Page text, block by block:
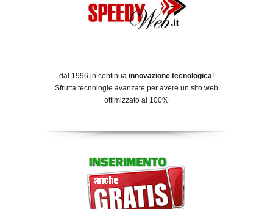
dal 1996 in continua innovazione tecnologica!
Sfrutta tecnologie avanzate per avere un sito web
ottimizzato al 100%